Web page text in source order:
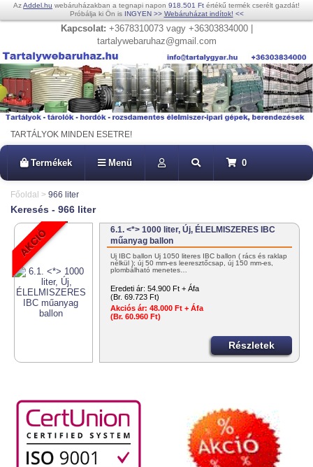
AzAddel.hu webáruházakban a tegnapi napon 918.501 Ft értékű termék cserélt gazdát!
Próbálja ki Ön is INGYEN >> Webáruházat indítok! <<
Kapcsolat: +3678310073 vagy +36303834000 |
tartalywebaruhaz@gmail.com
TARTÁLYOK MINDEN ESETRE!
Termékek Menü 0
Főoldal > 966 liter
Keresés - 966 liter
6.1. <*> 1000 liter, Új, ÉLELMISZERES IBC
műanyag ballon
Új IBC ballon Új 1050 literes IBC ballon ( rács és raklap
nélkül ); új 50 mm-es leeresztőcsap, új 150 mm-es,
plombálható menetes…
Eredeti ár: 54.900 Ft + Áfa
(Br. 69.723 Ft)
Akciós ár: 48.000 Ft + Áfa
(Br. 60.960 Ft)
Részletek